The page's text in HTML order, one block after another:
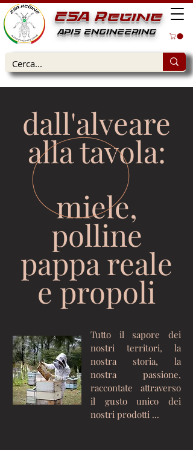
ESA Regine
APIS ENGINEERING
dall'alveare
alla tavola:
miele,
polline
pappa reale
e propoli
Tutto il sapore dei
nostri territori, la
nostra storia, la
nostra passione,
raccontate attraverso
il gusto unico dei
nostri prodotti ...